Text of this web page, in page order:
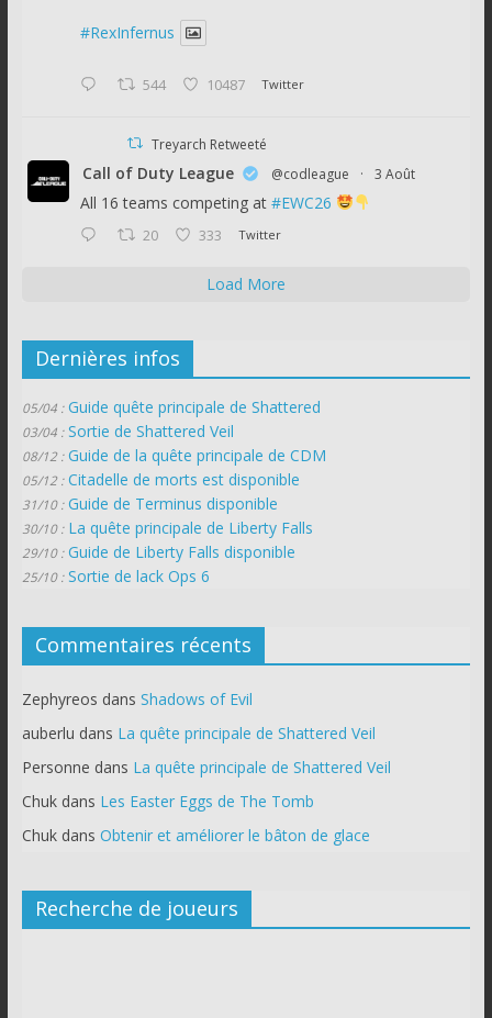
#RexInfernus
544 10487 Twitter
Treyarch Retweeté
Call of Duty League @codleague · 3 Août
All 16 teams competing at #EWC26
20 333 Twitter
Load More
Dernières infos
05/04 : Guide quête principale de Shattered
03/04 : Sortie de Shattered Veil
08/12 : Guide de la quête principale de CDM
05/12 : Citadelle de morts est disponible
31/10 : Guide de Terminus disponible
30/10 : La quête principale de Liberty Falls
29/10 : Guide de Liberty Falls disponible
25/10 : Sortie de lack Ops 6
Commentaires récents
Zephyreos dans Shadows of Evil
auberlu dans La quête principale de Shattered Veil
Personne dans La quête principale de Shattered Veil
Chukdans Les Easter Eggs de The Tomb
Chukdans Obtenir et améliorer le bâton de glace
Recherche de joueurs